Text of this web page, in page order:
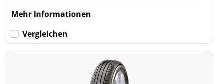
Mehr Informationen
Vergleichen